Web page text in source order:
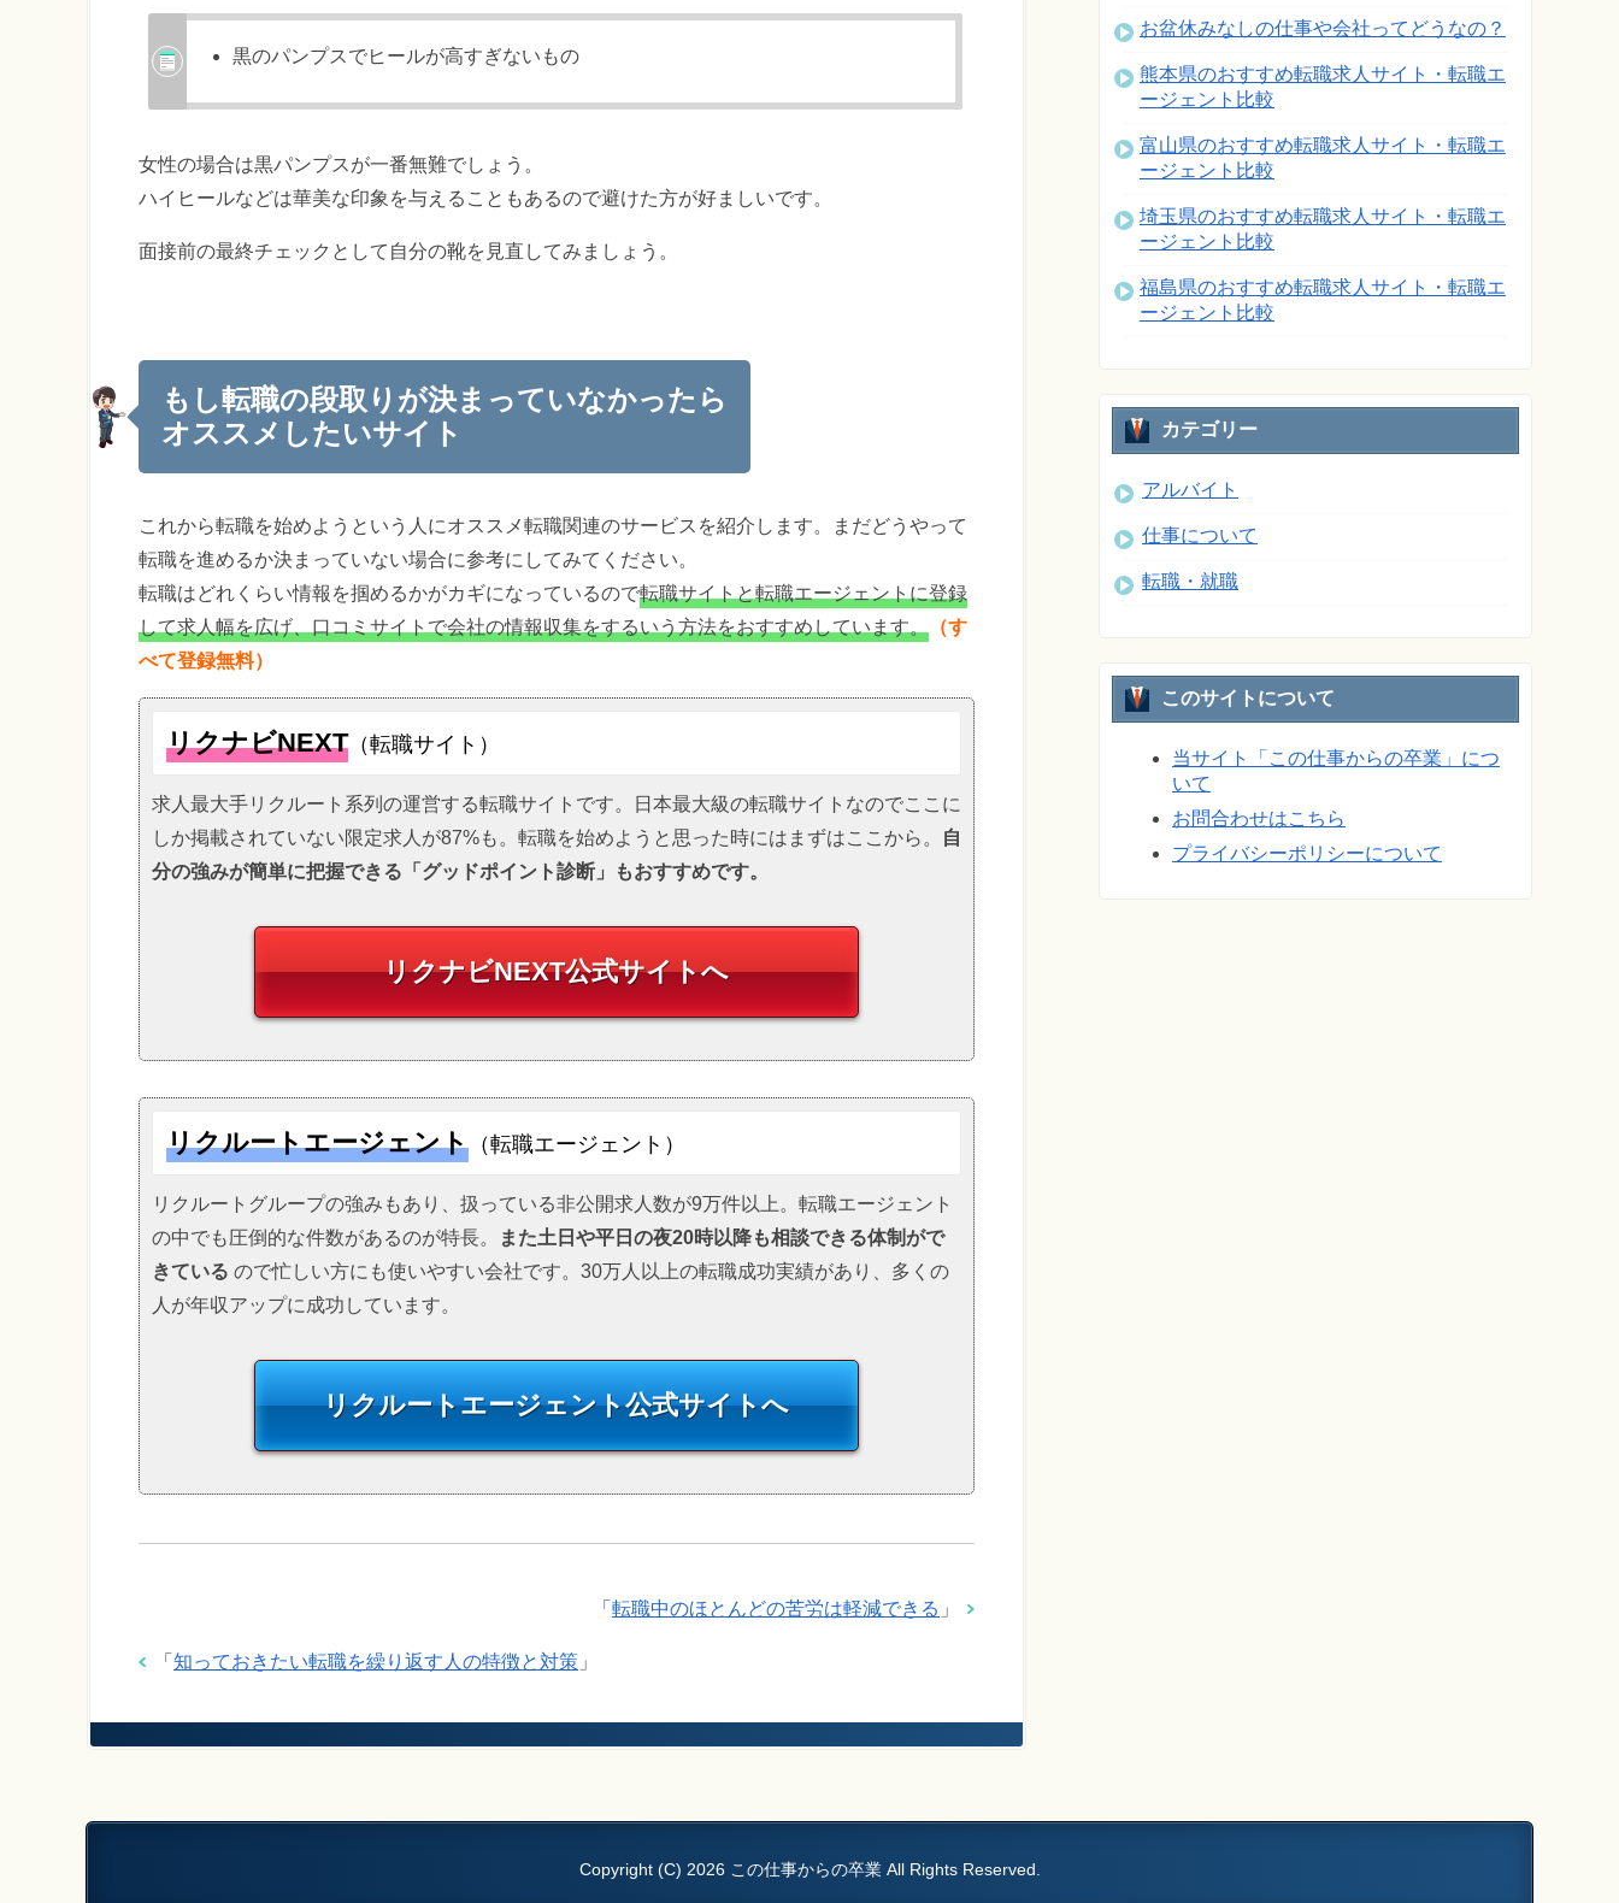
黒のパンプスでヒールが高すぎないもの
女性の場合は黒パンプスが一番無難でしょう。
ハイヒールなどは華美な印象を与えることもあるので避けた方が好ましいです。
面接前の最終チェックとして自分の靴を見直してみましょう。
もし転職の段取りが決まっていなかったら
オススメしたいサイト
これから転職を始めようという人にオススメ転職関連のサービスを紹介します。まだどうやって
転職を進めるか決まっていない場合に参考にしてみてください。
転職はどれくらい情報を掴めるかがカギになっているので転職サイトと転職エージェントに登録
して求人幅を広げ、口コミサイトで会社の情報収集をするいう方法をおすすめしています。
（す
べて登録無料）
リクナビNEXT（転職サイト）
求人最大手リクルート系列の運営する転職サイトです。日本最大級の転職サイトなのでここに
しか掲載されていない限定求人が87%も。転職を始めようと思った時にはまずはここから。
自
分の強みが簡単に把握できる「グッドポイント診断」もおすすめです。
リクナビNEXT公式サイトへ
リクルートエージェント （転職エージェント）
リクルートグループの強みもあり、扱っている非公開求人数が9万件以上。転職エージェント
の中でも圧倒的な件数があるのが特長。
また土日や平日の夜20時以降も相談できる体制がで
きている ので忙しい方にも使いやすい会社です。30万人以上の転職成功実績があり、多くの
人が年収アップに成功しています。
リクルートエージェント公式サイトへ
「 転職中のほとんどの苦労は軽減できる 」
「 知っておきたい転職を繰り返す人の特徴と対策 」
お盆休みなしの仕事や会社ってどうなの？
熊本県のおすすめ転職求人サイト・転職エ
ージェント比較
富山県のおすすめ転職求人サイト・転職エ
ージェント比較
埼玉県のおすすめ転職求人サイト・転職エ
ージェント比較
福島県のおすすめ転職求人サイト・転職エ
ージェント比較
カテゴリー
アルバイト
仕事について
転職・就職
このサイトについて
当サイト「この仕事からの卒業」につ
いて
お問合わせはこちら
プライバシーポリシーについて
Copyright (C) 2026 この仕事からの卒業 All Rights Reserved.